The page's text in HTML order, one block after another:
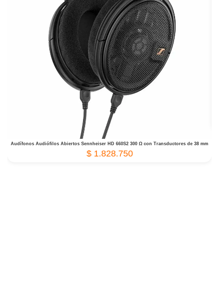
Audífonos Audiófilos Abiertos Sennheiser HD 660S2 300 Ω con Transductores de 38 mm
$1.828.750